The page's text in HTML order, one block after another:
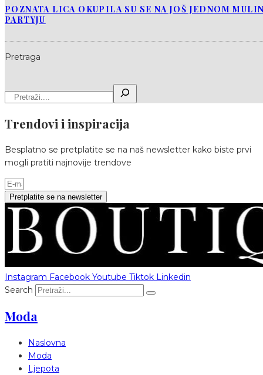
POZNATA LICA OKUPILA SU SE NA JOŠ JEDNOM
PARTYJU
Pretraga
Trendovi i inspiracija
Besplatno se pretplatite se na naš newsletter kako biste prvi
mogli pratiti najnovije trendove
Pretplatite se na newsletter
Instagram Facebook Youtube Tiktok Linkedin
Search
Moda
Naslovna
Moda
Ljepota